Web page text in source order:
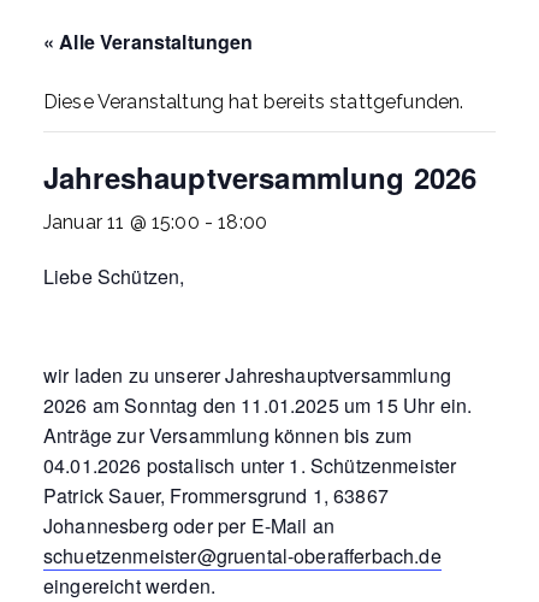
« Alle Veranstaltungen
Diese Veranstaltung hat bereits stattgefunden.
Jahreshauptversammlung 2026
Januar 11 @ 15:00 -18:00
Liebe Schützen,
wir laden zu unserer Jahreshauptversammlung
2026 am Sonntag den 11.01.2025 um 15 Uhr ein.
Anträge zur Versammlung können bis zum
04.01.2026 postalisch unter 1. Schützenmeister
Patrick Sauer, Frommersgrund 1, 63867
Johannesberg oder per E-Mail an
schuetzenmeister@gruental-oberafferbach.de
eingereicht werden.